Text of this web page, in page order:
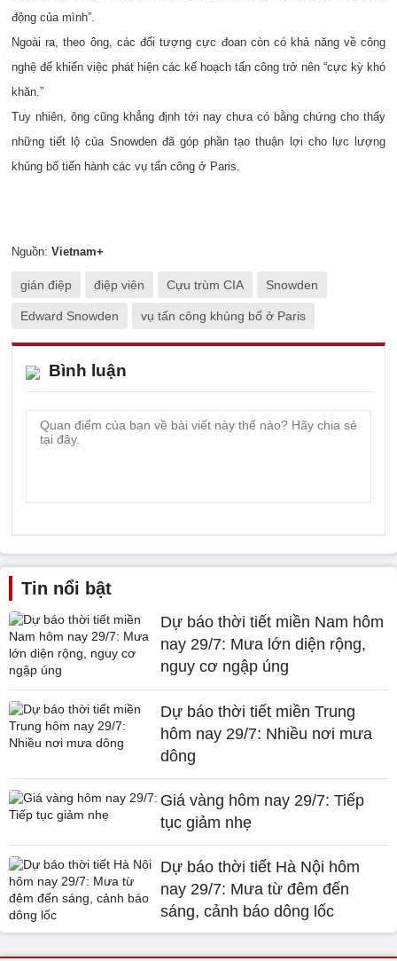
động của mình”.
Ngoài ra, theo ông, các đối tượng cực đoan còn có khả năng về công
nghệ để khiến việc phát hiện các kế hoạch tấn công trở nên “cực kỳ khó
khăn.”
Tuy nhiên, ông cũng khẳng định tới nay chưa có bằng chứng cho thấy
những tiết lộ của Snowden đã góp phần tạo thuận lợi cho lực lượng
khủng bố tiến hành các vụ tấn công ở Paris.
Nguồn: Vietnam+
gián điệp điệp viên Cựu trùm CIA Snowden
Edward Snowden vụ tấn công khủng bố ở Paris
Bình luận
Tin nổi bật
Dự báo thời tiết miền Nam hôm
nay 29/7: Mưa lớn diện rộng,
nguy cơ ngập úng
Dự báo thời tiết miền Trung
hôm nay 29/7: Nhiều nơi mưa
dông
Giá vàng hôm nay 29/7: Tiếp
tục giảm nhẹ
Dự báo thời tiết Hà Nội hôm
nay 29/7: Mưa từ đêm đến
sáng, cảnh báo dông lốc